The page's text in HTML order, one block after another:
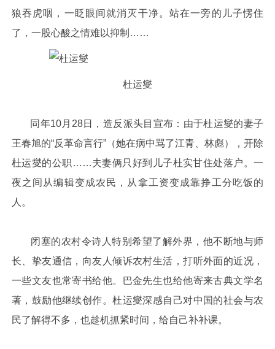
狼吞虎咽，一眨眼间就消灭干净。站在一旁的儿子愣住
了，一股心酸之情难以抑制……
杜运燮
同年10月28日，造反派头目宣布：由于杜运燮的妻子
王春旭的“反革命言行”（她在病中骂了江青、林彪），开除
杜运燮的公职……夫妻俩只好到儿子杜实甘住处落户。一
夜之间从编辑变成农民，从拿工资变成靠挣工分吃饭的
人。
闭塞的农村令诗人特别希望了解外界，他不断地与师
长、挚友通信，向友人倾诉农村生活，打听外面的近况，
一些文友也常寄书给他。巴金先生也给他寄来古典文学名
著，鼓励他继续创作。杜运燮深感自己对中国的社会与农
民了解得不多，也趁机抓紧时间，给自己补补课。